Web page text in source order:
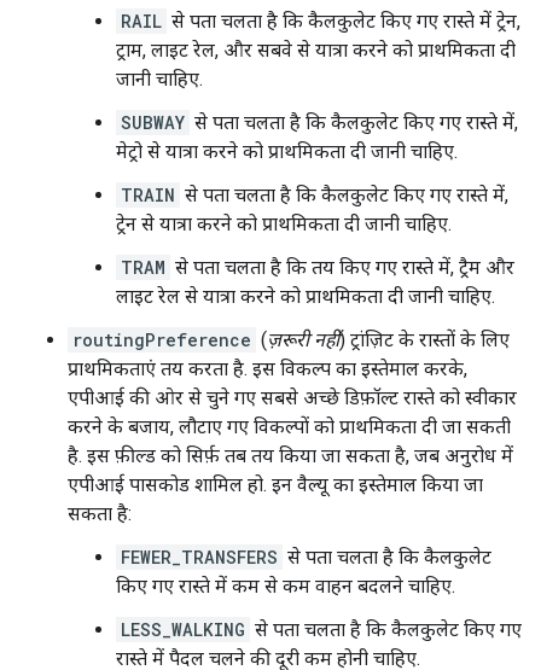
RAIL से पता चलता है कि कैलकुलेट किए गए रास्ते में ट्रेन,
ट्राम, लाइट रेल, और सबवे से यात्रा करने को प्राथमिकता दी
जानी चाहिए.
SUBWAY से पता चलता है कि कैलकुलेट किए गए रास्ते में,
मेट्रो से यात्रा करने को प्राथमिकता दी जानी चाहिए.
TRAIN से पता चलता है कि कैलकुलेट किए गए रास्ते में,
ट्रेन से यात्रा करने को प्राथमिकता दी जानी चाहिए.
TRAM से पता चलता है कि तय किए गए रास्ते में, ट्रैम और
लाइट रेल से यात्रा करने को प्राथमिकता दी जानी चाहिए.
routingPreference (ज़रूरी नहीं) ट्रांज़िट के रास्तों के लिए
प्राथमिकताएं तय करता है. इस विकल्प का इस्तेमाल करके,
एपीआई की ओर से चुने गए सबसे अच्छे डिफ़ॉल्ट रास्ते को स्वीकार
करने के बजाय, लौटाए गए विकल्पों को प्राथमिकता दी जा सकती
है. इस फ़ील्ड को सिर्फ़ तब तय किया जा सकता है, जब अनुरोध में
एपीआई पासकोड शामिल हो. इन वैल्यू का इस्तेमाल किया जा
सकता है:
FEWER_TRANSFERS से पता चलता है कि कैलकुलेट
किए गए रास्ते में कम से कम वाहन बदलने चाहिए.
LESS_WALKING से पता चलता है कि कैलकुलेट किए गए
रास्ते में पैदल चलने की दूरी कम होनी चाहिए.